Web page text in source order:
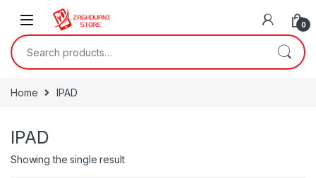
0
Home IPAD
IPAD
Showing the single result